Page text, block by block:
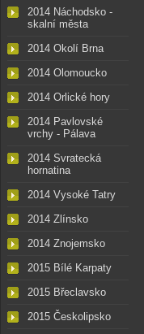
2014 Náchodsko -
skalní města
2014 Okolí Brna
2014 Olomoucko
2014 Orlické hory
2014 Pavlovské
vrchy - Pálava
2014 Svratecká
hornatina
2014 Vysoké Tatry
2014 Zlínsko
2014 Znojemsko
2015 Bílé Karpaty
2015 Břeclavsko
2015 Českolipsko